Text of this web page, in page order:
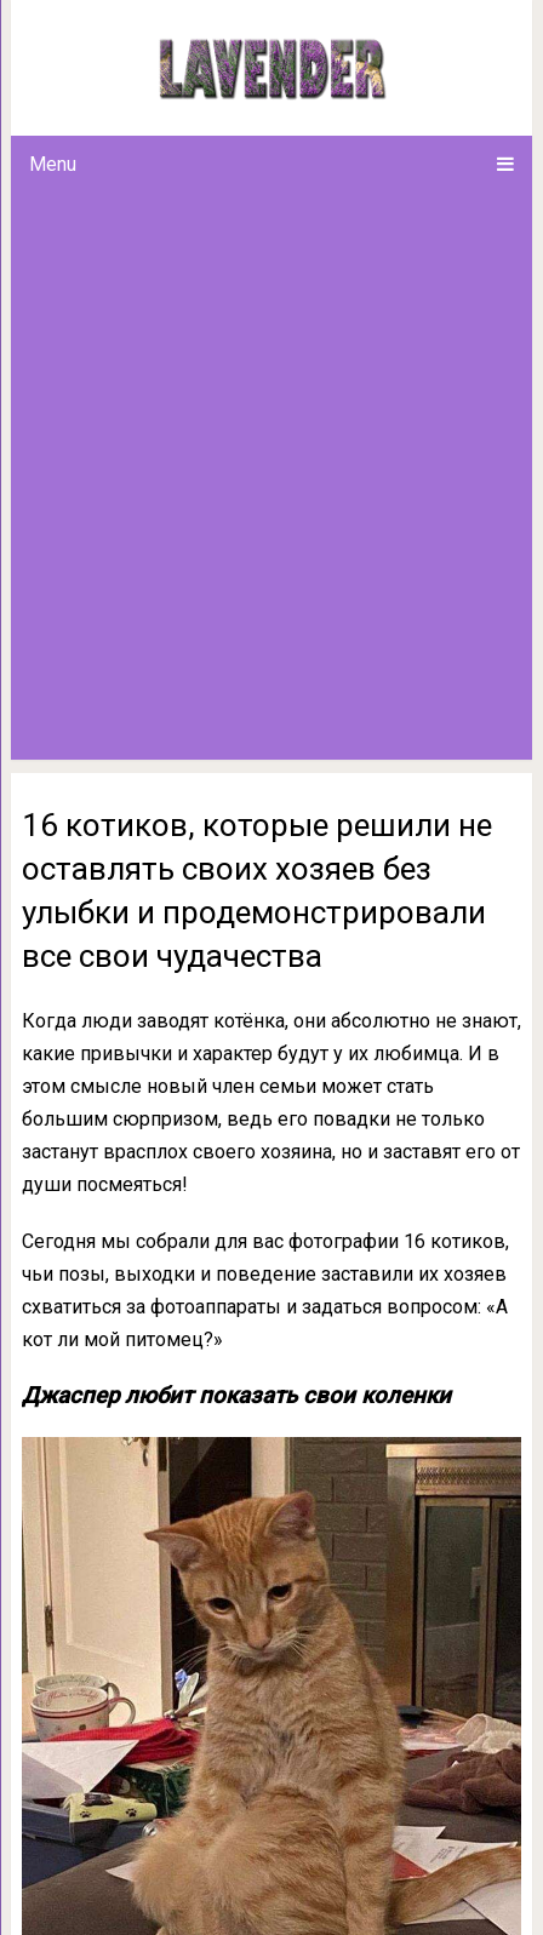
Menu
16 котиков, которые решили
улыбки и
16 котиков, которые решили не
оставлять своих хозяев без
улыбки и продемонстрировали
все свои чудачества
Когда люди заводят котёнка, они абсолютно не знают,
какие привычки и характер будут у их любимца. И в
этом смысле новый член семьи может стать
большим сюрпризом, ведь его повадки не только
застанут врасплох своего хозяина, но и заставят его от
души посмеяться!
Сегодня мы собрали для вас фотографии 16 котиков,
чьи позы, выходки и поведение заставили их хозяев
схватиться за фотоаппараты и задаться вопросом: «А
кот ли мой питомец?»
Джаспер любит показать свои коленки